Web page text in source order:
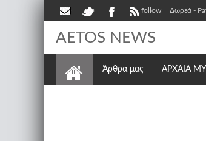
follow Δωρεά -
AETOS NEWS
Άρθρα μας ΑΡΧΑΙΑ